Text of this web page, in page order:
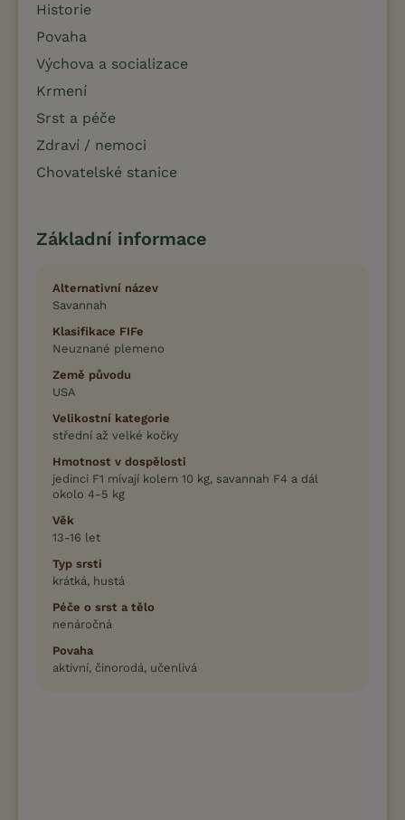
Historie
Povaha
Výchova a socializace
Krmení
Srst a péče
Zdraví / nemoci
Chovatelské stanice
Základní informace
Alternativní název
Savannah
Klasifikace FIFe
Neuznané plemeno
Země původu
USA
Velikostní kategorie
střední až velké kočky
Hmotnost v dospělosti
jedinci F1 mívají kolem 10 kg, savannah F4 a dál
okolo 4-5 kg
Věk
13-16 let
Typ srsti
krátká, hustá
Péče o srst a tělo
nenáročná
Povaha
aktivní, činorodá, učenlivá